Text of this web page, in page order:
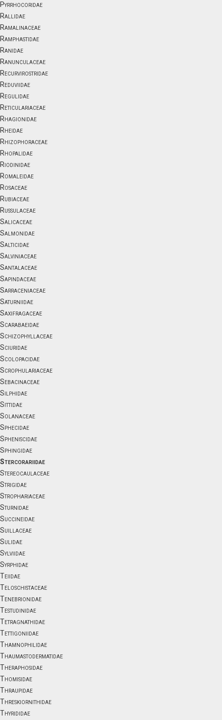
Pyrrhocoridae
Rallidae
Ramalinaceae
Ramphastidae
Ranidae
Ranunculaceae
Recurvirostridae
Reduviidae
Regulidae
Reticulariaceae
Rhagionidae
Rheidae
Rhizophoraceae
Rhopalidae
Riodinidae
Romaleidae
Rosaceae
Rubiaceae
Russulaceae
Salicaceae
Salmonidae
Salticidae
Salviniaceae
Santalaceae
Sapindaceae
Sarraceniaceae
Saturniidae
Saxifragaceae
Scarabaeidae
Schizophyllaceae
Sciuridae
Scolopacidae
Scrophulariaceae
Sebacinaceae
Silphidae
Sittidae
Solanaceae
Sphecidae
Spheniscidae
Sphingidae
Stercorariidae
Stereocaulaceae
Strigidae
Strophariaceae
Sturnidae
Succineidae
Suillaceae
Sulidae
Sylviidae
Syrphidae
Teiidae
Teloschistaceae
Tenebrionidae
Testudinidae
Tetragnathidae
Tettigoniidae
Thamnophilidae
Thaumastodermatidae
Theraphosidae
Thomisidae
Thraupidae
Threskiornithidae
Thyrididae